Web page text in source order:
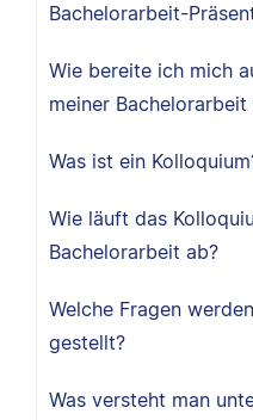
Bachelorarbeit-
Wie bereite ich mich
meiner Bachelorarbeit
Was ist ein
Wie läuft das
Bachelorarbeit ab?
Welche Fragen
gestellt?
Was versteht man